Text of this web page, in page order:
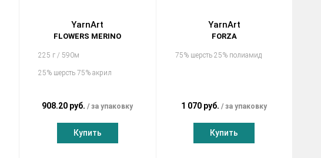
YarnArt
FLOWERS MERINO
225 г / 590м
25% шерсть 75% акрил
908.20 руб. за упаковку
Купить
YarnArt
FORZA
75% шерсть 25% полиамид
1 070 руб. за упаковку
Купить